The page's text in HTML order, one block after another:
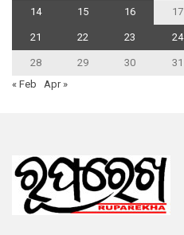
14 15 16 17
21 22 23 24
28 29 30
31
« Feb
Apr »